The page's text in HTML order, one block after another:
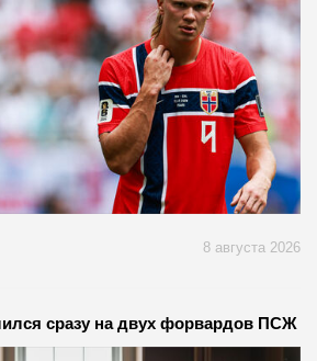
8 августа 2026
сразу на двух форвардов ПСЖ